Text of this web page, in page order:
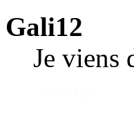
Gali12
Je viens